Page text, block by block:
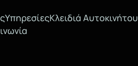
ΥπηρεσίεςΚλειδιά Αυτοκινήτου